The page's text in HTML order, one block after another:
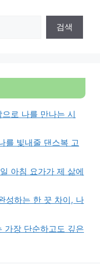
검색
로 나를 만나는 시
를 빛내줄 댄스복 고
아침 요가가 제 삶에
성하는 한 끗 차이, 나
가장 단순하고도 깊은